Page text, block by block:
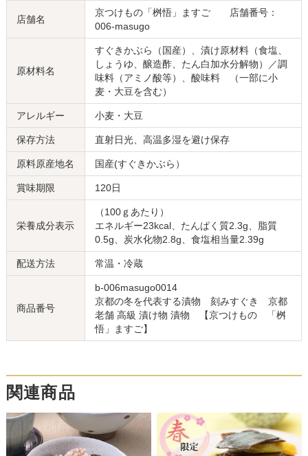
店舗名
京つけもの「桝悟」ますご 店舗番号：
006-masugo
原材料名
すぐきかぶら（国産）、漬け原材料（食塩、
しょうゆ、醸造酢、たん白加水分解物）／調
味料（アミノ酸等）、酸味料 （一部に小
麦・大豆を含む）
アレルギー 小麦・大豆
保存方法 直射日光、高温多湿を避け保存
原料原産地名 国産(すぐきかぶら）
賞味期限 120日
栄養成分表示
（100ｇあたり）
エネルギー23kcal、たんぱく質2.3g、脂質
0.5g、炭水化物2.8g、食塩相当量2.39g
配送方法 常温・冷蔵
商品番号
b-006masugo0014
京都の冬を代表する漬物 刻みすぐき 京都
老舗 高級 漬け物 漬物 【京つけもの 「桝
悟」ますご】
関連商品